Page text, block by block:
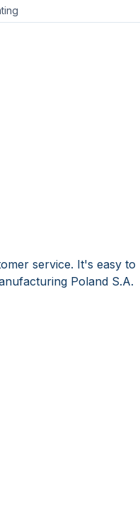
service. It's easy to
Poland S.A.